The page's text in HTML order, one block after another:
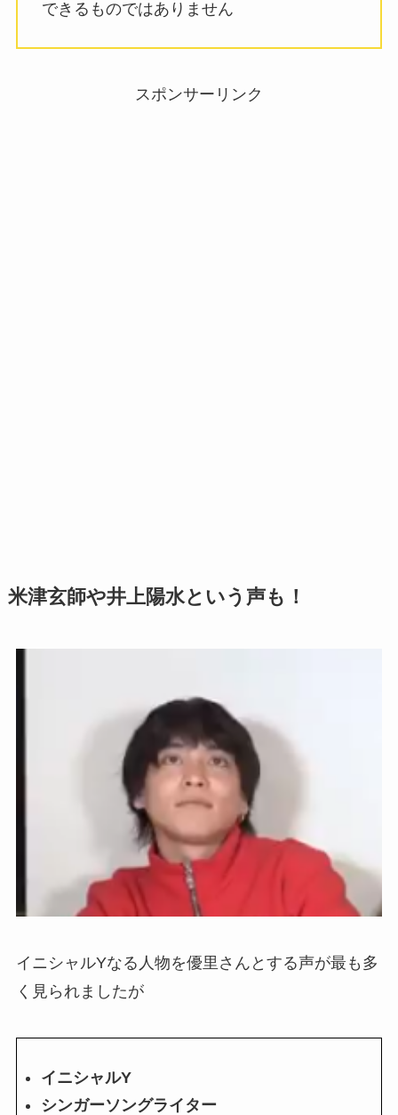
できるものではありません
スポンサーリンク
米津玄師や井上陽水という声も！
イニシャルYなる人物を優里さんとする声が最も多
く見られましたが
イニシャルY
シンガーソングライター